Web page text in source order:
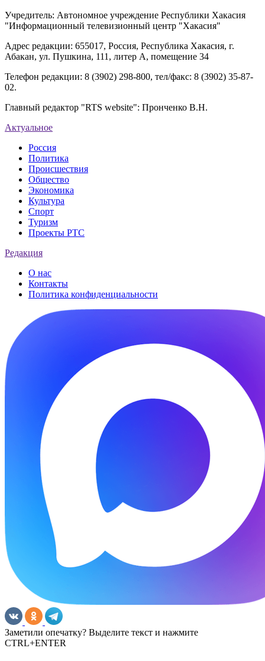
Учредитель: Автономное учреждение Республики Хакасия
"Информационный телевизионный центр "Хакасия"
Адрес редакции: 655017, Россия, Республика Хакасия, г.
Абакан, ул. Пушкина, 111, литер А, помещение 34
Телефон редакции: 8 (3902) 298-800, тел/факс: 8 (3902) 35-87-
02.
Главный редактор "RTS website": Пронченко В.Н.
Актуальное
Россия
Политика
Происшествия
Общество
Экономика
Культура
Спорт
Туризм
Проекты РТС
Редакция
О нас
Контакты
Политика конфиденциальности
Заметили опечатку? Выделите текст и нажмите
CTRL+ENTER